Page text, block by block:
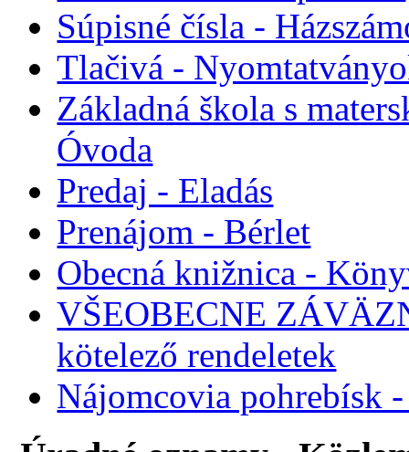
Súpisné čísla -
Tlačivá -
Základná škola s
Óvoda
Predaj - Eladás
Prenájom - Bérlet
Obecná knižnica -
VŠEOBECNE
kötelező rendeletek
Nájomcovia pohrebísk